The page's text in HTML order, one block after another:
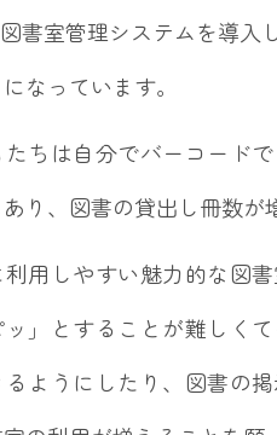
書室管理システムを導入
なっています。
ちは自分でバーコード
り、図書の貸出し冊数が
利用しやすい魅力的な図
」とすることが難しく
るようにしたり、図書の